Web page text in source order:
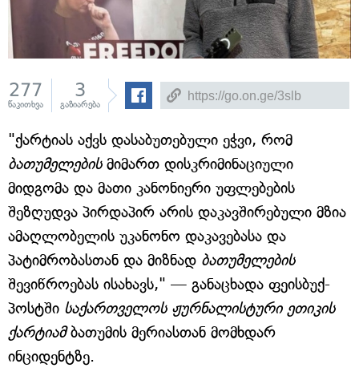
277
წაკითხვა
3
გაზიარება
"ქარტიას აქვს დასაბუთებული ეჭვი, რომ
ბათუმელებისმიმართ დისკრიმინაციული
მიდგომა და მათი კანონიერი უფლებების
შეზღუდვა პირდაპირ არის დაკავშირებული მზია
ამაღლობელის უკანონო დაკავებასა და
პატიმრობასთან და მიზნად ბათუმელების
შევიწროებას ისახავს," — განაცხადა ფეისბუქ-
პოსტში საქართველოს ჟურნალისტური ეთიკის
ქარტიამბათუმის მერიასთან მომხდარ
ინციდენტზე.